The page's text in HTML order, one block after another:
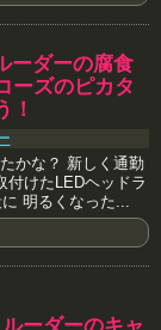
ーダーの腐食
ーズのピカタ
！
かな？ 新しく通勤
付けたLEDヘッドラ
明るくなった...